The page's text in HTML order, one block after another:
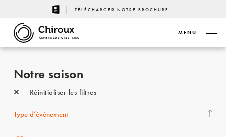
TÉLÉCHARGER NOTRE BROCHURE
CENTRE CULTUREL - LIÈGE
MENU
Notre saison
Réinitialiser les filtres
Type d’événement